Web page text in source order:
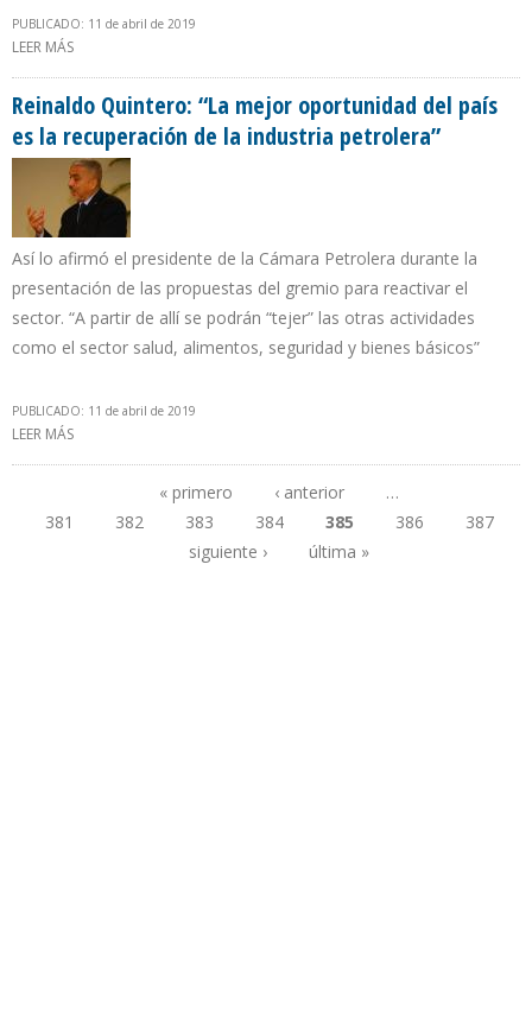
PUBLICADO: 11 de abril de 2019
LEER MÁS
Reinaldo Quintero: “La mejor oportunidad del país
es la recuperación de la industria petrolera”
Así lo afirmó el presidente de la Cámara Petrolera durante la
presentación de las propuestas del gremio para reactivar el
sector. “A partir de allí se podrán “tejer” las otras actividades
como el sector salud, alimentos, seguridad y bienes básicos”
PUBLICADO: 11 de abril de 2019
LEER MÁS
Páginas
« primero ‹ anterior
…
381
382 383 384 385 386
387
siguiente ›
última »